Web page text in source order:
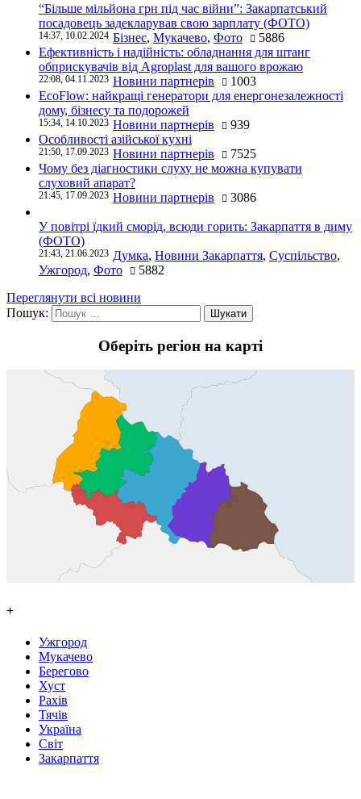
“Більше мільйона грн під час війни”: Закарпатський
посадовець задекларував свою зарплату (ФОТО)
14:37, 10.02.2024 Бізнес, Мукачево, Фото
5886
Ефективність і надійність: обладнання для штанг
обприскувачів від Agroplast для вашого врожаю
22:08, 04.11.2023 Новини партнерів
1003
EcoFlow: найкращі генератори для енергонезалежності
дому, бізнесу та подорожей
15:34, 14.10.2023 Новини партнерів
939
Особливості азійської кухні
21:50, 17.09.2023 Новини партнерів
7525
Чому без діагностики слуху не можна купувати
слуховий апарат?
21:45, 17.09.2023 Новини партнерів 3086
У повітрі їдкий сморід, всюди горить: Закарпаття в диму
(ФОТО)
21:43, 21.06.2023 Думка, Новини Закарпаття, Суспільство,
Ужгород, Фото
5882
Переглянути всі новини
Пошук:
Оберіть регіон на карті
+
Ужгород
Мукачево
Берегово
Хуст
Рахів
Тячів
Україна
Світ
Закарпаття